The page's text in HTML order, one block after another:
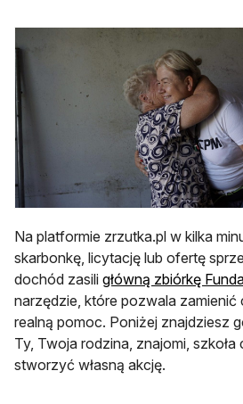
Na platformie zrzutka.pl w kilka
skarbonkę, licytację lub ofertę
dochód zasili główną zbiórkę
narzędzie, które pozwala
realną pomoc. Poniżej znajdziesz
Ty, Twoja rodzina, znajomi,
stworzyć własną akcję.